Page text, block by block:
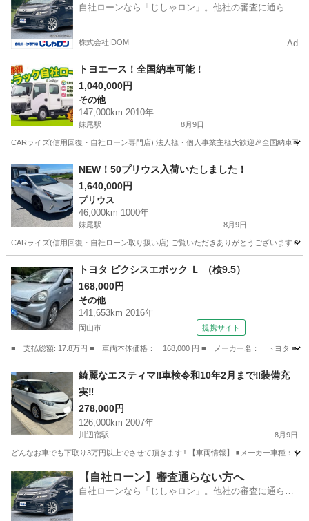
走行距離
自社ローンなら「じしゃロン」。他社の審査に通らな
株式会社IDOM Ad
トヨエース！全国納車可能！
1,040,000円
その他
147,000km 2010年
妹尾駅 8月9日
CARライズ(信用回復・自社ローン専門店) 法人様・個人事業主様大歓迎🎉全国納車
岡山 岡山市 妹尾駅 その他
NEW！50プリウス入荷いたしました！
1,640,000円
プリウス
46,000km 1000年
妹尾駅 8月9日
CARライズ(信用回復・自社ローン取り扱い店) ご覧いただきありがとうございます☺️
妹尾駅
トヨタ ピクシスエポック Ｌ （検9.5）
168,000円
その他
141,653km 2016年
岡山市 提携サイト
■ 支払総額: 17.8万円 ■ 車両本体価格： 168,000 円 ■ メーカー名： トヨタ
その他
綺麗なエスティマ‼️車検令和10年2月まで‼️装備充
実‼️
278,000円
126,000km 2007年
川辺宿駅 8月9日
どんなお車でも下取り3万円以上でさせて頂きます‼️ 【車両情報】 ◾️メーカー車種：ト
岡山 倉敷市 川辺宿駅 トヨタ 車両
【自社ローン】審査通らない方へ
自社ローンなら「じしゃロン」。他社の審査に通らな